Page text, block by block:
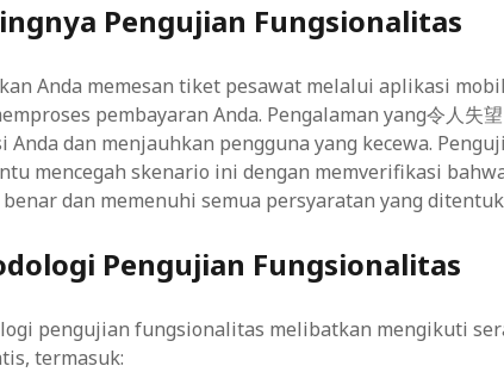
Pengujian Fungsionalitas
Anda memesan tiket pesawat melalui aplikasi
pembayaran Anda. Pengalaman yang令人失
Anda dan menjauhkan pengguna yang kecewa.
mencegah skenario ini dengan memverifikasi
dan memenuhi semua persyaratan yang
Pengujian Fungsionalitas
pengujian fungsionalitas melibatkan mengikuti
termasuk: